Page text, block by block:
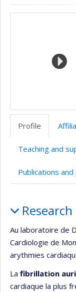
ResearchGate
Page Site
de
Media
Profile
Teaching and
Publications
Au laboratoire de
Cardiologie de
arythmies
La fibrillation
cardiaque la plus